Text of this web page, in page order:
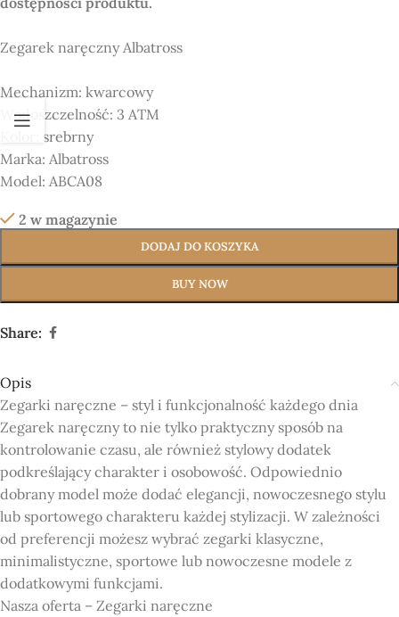
Zegarek naręczny Albatross
Mechanizm: kwarcowy
Wodoszczelność: 3 ATM
srebrny
Marka: Albatross
Model: ABCA08
2 w magazynie
DODAJ DO KOSZYKA
BUY NOW
Share:
Opis
Zegarki naręczne – styl i funkcjonalność każdego dnia
Zegarek naręczny to nie tylko praktyczny sposób na
kontrolowanie czasu, ale również stylowy dodatek
podkreślający charakter i osobowość. Odpowiednio
dobrany model może dodać elegancji, nowoczesnego stylu
lub sportowego charakteru każdej stylizacji. W zależności
od preferencji możesz wybrać zegarki klasyczne,
minimalistyczne, sportowe lub nowoczesne modele z
dodatkowymi funkcjami.
Nasza oferta – Zegarki naręczne